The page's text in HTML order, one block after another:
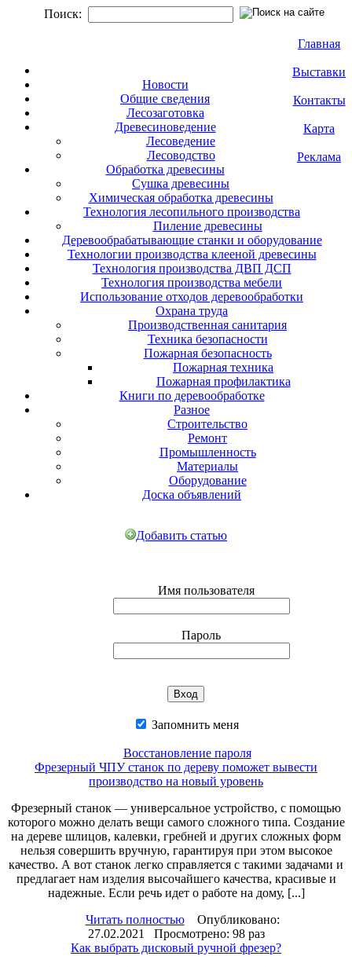
Поиск:
Главная
Выставки
Контакты
Карта
Реклама
Новости
Общие сведения
Лесозаготовка
Древесиноведение
Лесоведение
Лесоводство
Обработка древесины
Сушка древесины
Химическая обработка древесины
Технология лесопильного производства
Пиление древесины
Деревообрабатывающие станки и оборудование
Технологии производства клееной древесины
Технология производства ДВП ДСП
Технология производства мебели
Использование отходов деревообработки
Охрана труда
Производственная санитария
Техника безопасности
Пожарная безопасность
Пожарная техника
Пожарная профилактика
Книги по деревообработке
Разное
Строительство
Ремонт
Промышленность
Материалы
Оборудование
Доска объявлений
Добавить статью
Имя пользователя
Пароль
Запомнить меня
Восстановление пароля
Фрезерный ЧПУ станок по дереву поможет вывести
производство на новый уровень
Фрезерный станок — универсальное устройство, с помощью
которого можно делать вещи самого сложного типа. Создание
на дереве шлицов, калевки, гребней и других сложных форм
нельзя совершить вручную, гарантируя при этом высокое
качество. А вот станок легко справляется с такими задачами и
предлагает нам изделия высочайшего качества, красивые и
надежные. Если речь идет о работе на дому, [...]
Читать полностьюОпубликовано:
27.02.2021 Просмотрено: 98 раз
Как выбрать дисковый ручной фрезер?